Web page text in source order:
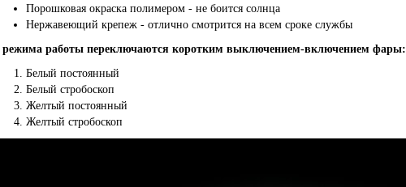
Порошковая окраска полимером - не боится солнца
Нержавеющий крепеж - отлично смотрится на всем сроке службы
режима работы переключаются коротким выключением-включением фары:
Белый постоянный
Белый стробоскоп
Желтый постоянный
Желтый стробоскоп